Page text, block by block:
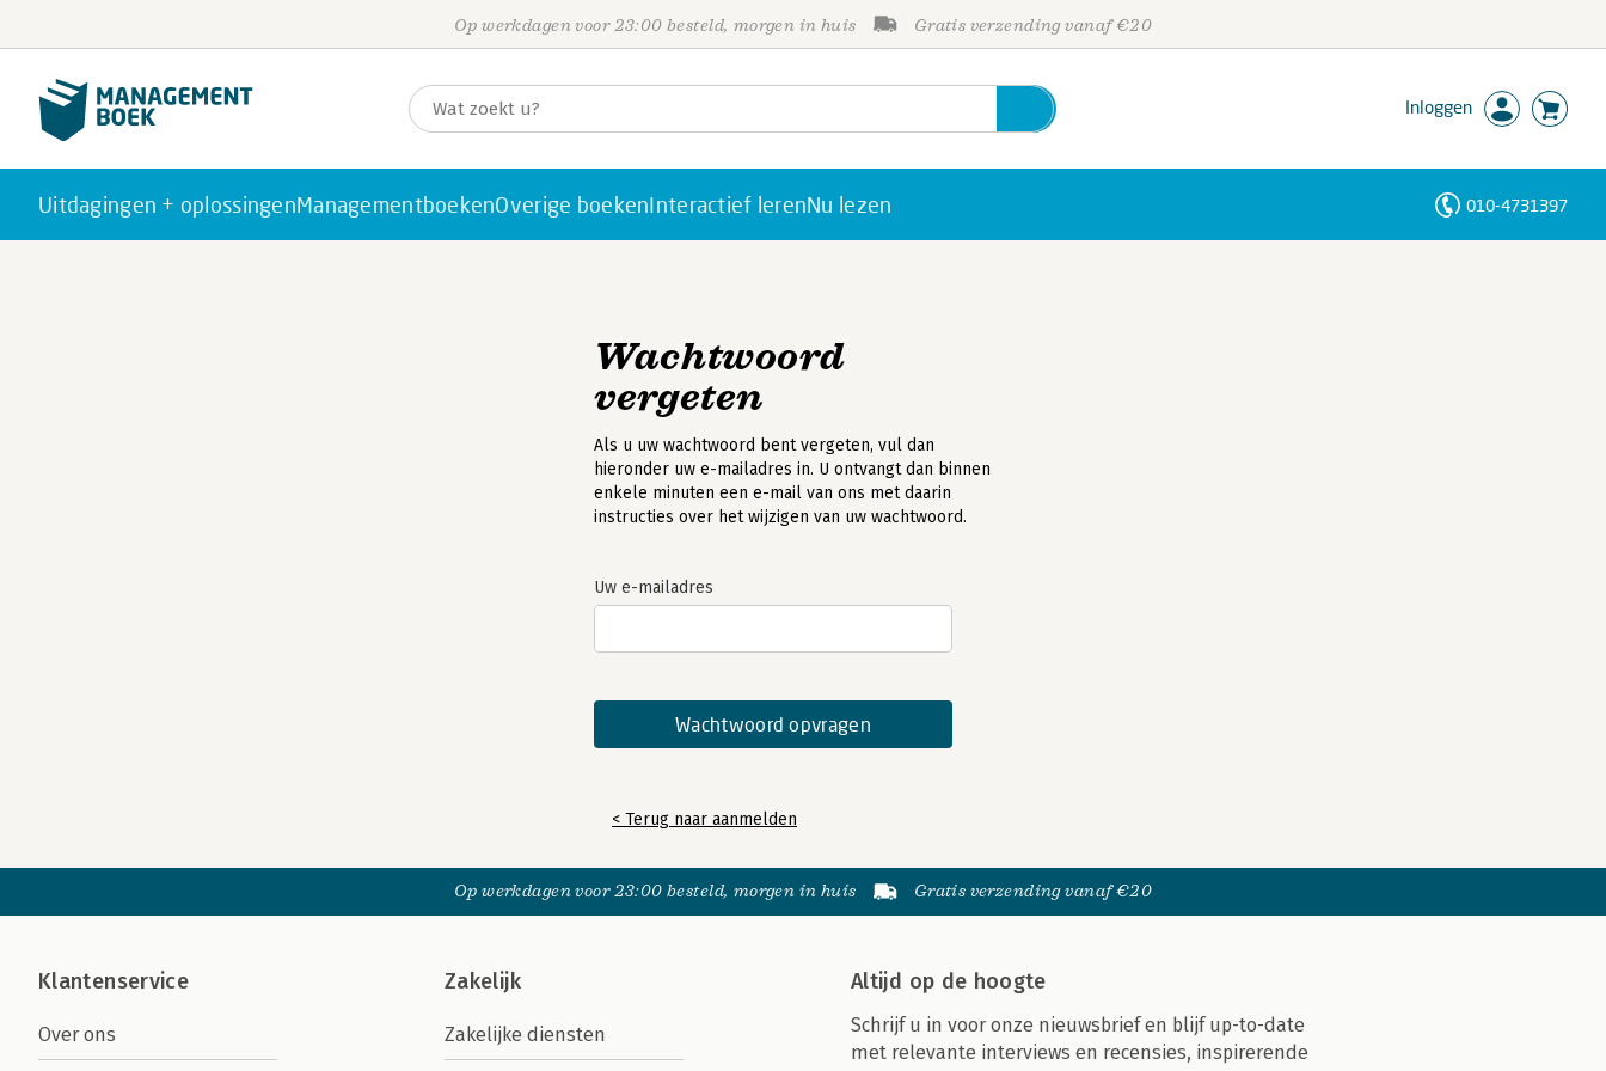
Op werkdagen voor 23:00 besteld, morgen in huis Gratis verzending vanaf €20
Inloggen
Uitdagingen + oplossingenManagementboekenOverige boekenInteractief lerenNu lezen 010-4731397
Wachtwoord
vergeten
Als u uw wachtwoord bent vergeten, vul dan
hieronder uw e-mailadres in. U ontvangt dan binnen
enkele minuten een e-mail van ons met daarin
instructies over het wijzigen van uw wachtwoord.
Uw e-mailadres
< Terug naar aanmelden
Op werkdagen voor 23:00 besteld, morgen in huis Gratis verzending vanaf €20
Klantenservice
Over ons
Zakelijk
Zakelijke diensten
Altijd op de hoogte
Schrijf u in voor onze nieuwsbrief en blijf up-to-date
met relevante interviews en recensies, inspirerende
Personen